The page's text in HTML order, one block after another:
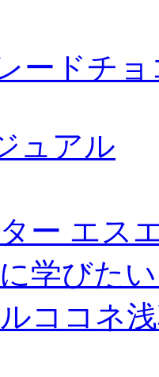
ードチ
ュアル
ー エス
学びた
ココネ